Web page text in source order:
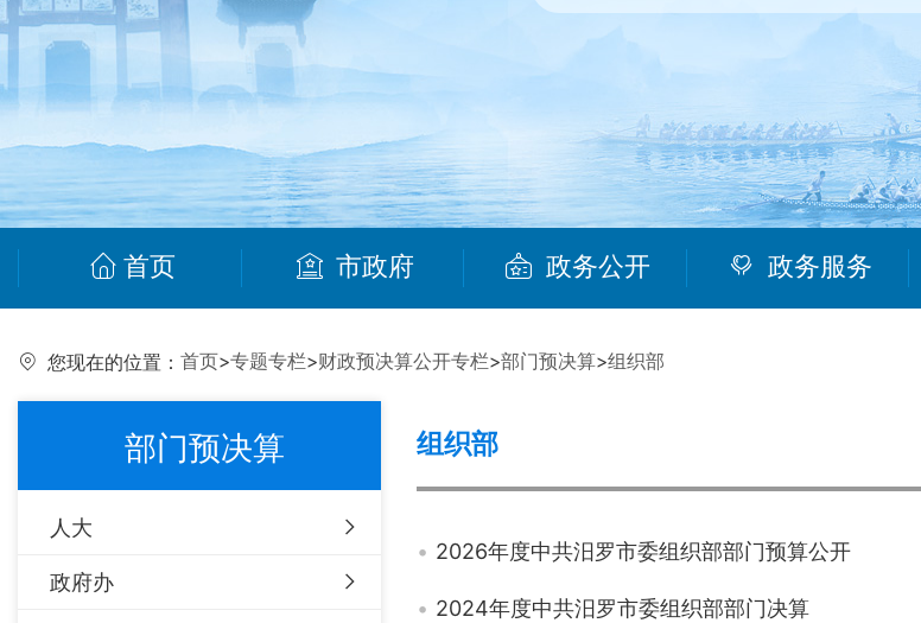
首页 市政府 政务公开 政务服务
您现在的位置： 首页>专题专栏>财政预决算公开专栏>部门预决算>组织部
部门预决算
人大
政府办
组织部
2026年度中共汨罗市委组织部部门预算公开
2024年度中共汨罗市委组织部部门决算